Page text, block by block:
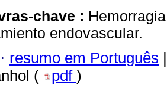
chave :
endovascular.
· resumo em Português
(
pdf )